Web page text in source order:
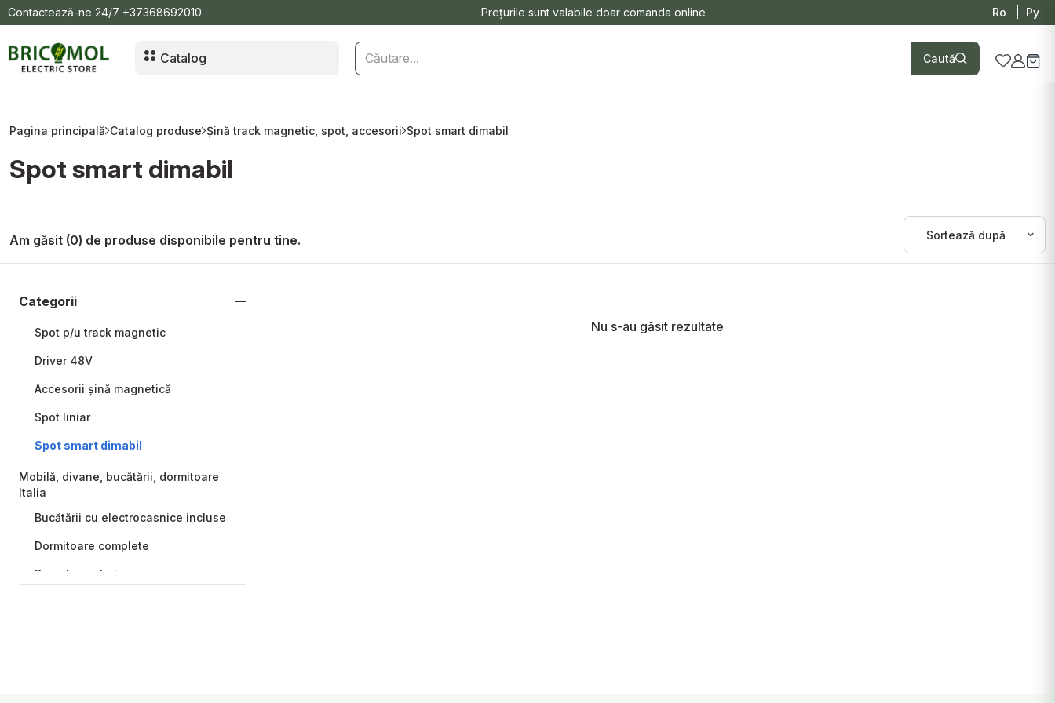
Contactează-ne 24/7 +37368692010 Prețurile sunt valabile doar comanda online Ro Ру
Catalog Caută
Pagina principală Catalog produse Șină track magnetic, spot, accesorii Spot smart dimabil
Spot smart dimabil
Am găsit (0) de produse disponibile pentru tine.
Categorii
USB micro
Declanșator de tensiune
Video camere
Spot pe track line
Priză p/u plită pe inducție
Șină magnetică
Spot p/u track magnetic
Driver 48V
Accesorii șină magnetică
Spot liniar
Spot smart dimabil
Mobilă, divane, bucătării, dormitoare
Italia
Bucătării cu electrocasnice incluse
Dormitoare complete
Dormitor-paturi
Nu s-au găsit rezultate